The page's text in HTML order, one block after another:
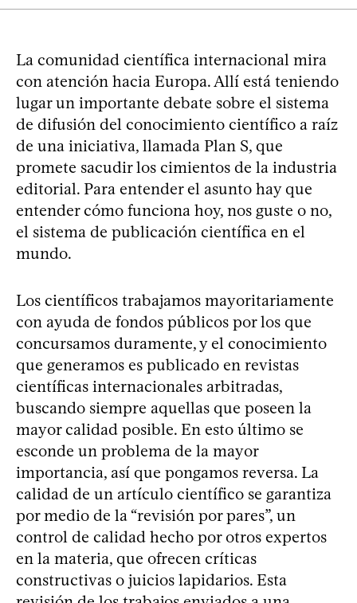
La comunidad científica internacional mira
con atención hacia Europa. Allí está teniendo
lugar un importante debate sobre el sistema
de difusión del conocimiento científico a raíz
de una iniciativa, llamada Plan S, que
promete sacudir los cimientos de la industria
editorial. Para entender el asunto hay que
entender cómo funciona hoy, nos guste o no,
el sistema de publicación científica en el
mundo.
Los científicos trabajamos mayoritariamente
con ayuda de fondos públicos por los que
concursamos duramente, y el conocimiento
que generamos es publicado en revistas
científicas internacionales arbitradas,
buscando siempre aquellas que poseen la
mayor calidad posible. En esto último se
esconde un problema de la mayor
importancia, así que pongamos reversa. La
calidad de un artículo científico se garantiza
por medio de la “revisión por pares”, un
control de calidad hecho por otros expertos
en la materia, que ofrecen críticas
constructivas o juicios lapidarios. Esta